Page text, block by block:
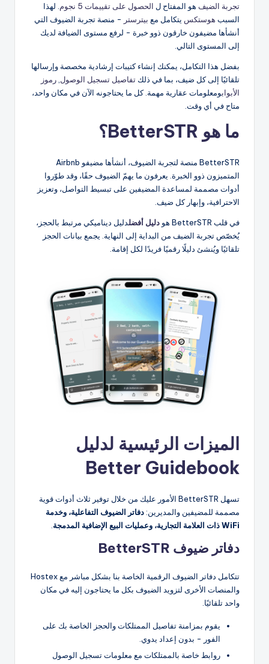
تجربة الضيف هو المفتاح ل الحصول على تقييمات 5 نجوم
. لهذا
السبب هوستكس يتكامل مع بيترستر - منصة تجربة الضيوف التي
أنشأها مضيفون خارقون ذوو خبرة - لرفع مستوى الضيافة لديك
إلى المستوى التالي.
بفضل هذا التكامل، يمكنك إنشاء كتيبات إرشادية مخصصة وإرسالها
تلقائيًا إلى كل ضيف، بما في ذلك تفاصيل تسجيل الوصول رموز
الأبوابومعلومات عقارية مهمة. كل ما يحتاجونه الآن في مكان واحد،
متاح في أي وقت.
ما هو BetterSTR؟
BetterSTR منصة لتجربة الضيوف، أنشأها مضيفو Airbnb
المتميزون ذوو الخبرة. يعرفون ما يهمّ الضيوف حقًا، وقد طوّروا
أدوات مصممة لمساعدة المضيفين على تبسيط التواصل، وتعزيز
الاحترافية، وإبهار كل ضيف.
في قلب BetterSTR هو دليل أفضلدليل ديناميكي مرتبط بالحجز،
يُخصّص تجربة الضيف من البداية إلى النهاية. يجمع بيانات الحجز
تلقائيًا ويُنشئ دليلًا رقميًا فريدًا لكل إقامة.
الميزات الرئيسية لدليل
Better Guidebook
تسهل BetterSTR الأمور عليك من خلال توفير ثلاث أدوات قوية
مصممة للمضيفين والمديرين: دفاتر الضيوف التفاعلية، وخدمة
WiFi ذات العلامة التجارية، وعمليات البيع الإضافية المدمجة
دفاتر ضيوف BetterSTR
تتكامل دفاتر الضيوف الرقمية الخاصة بنا بشكل مباشر مع Hostex
والمنصات الأخرى لتزويد الضيوف بكل ما يحتاجون إليه في مكان
واحد تلقائيًا.
يقوم بمزامنة تفاصيل الممتلكات والحجز الخاصة بك على
الفور - بدون إعداد يدوي.
روابط خاصة بالممتلكات مع معلومات تسجيل الوصول